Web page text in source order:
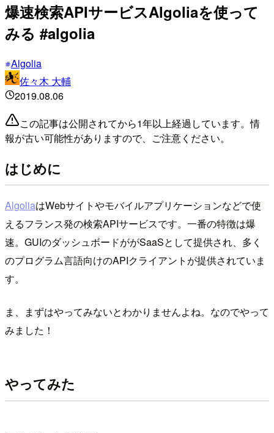
爆速検索APIサービスAlgoliaを使って
みる #algolia
Algolia
佐々木 大輔
2019.08.06
この記事は公開されてから1年以上経過しています。情
報が古い可能性がありますので、ご注意ください。
はじめに
AlgoliaはWebサイトやモバイルアプリケーションなどで使
えるフランス発の検索APIサービスです。一番の特徴は爆
速。GUIのダッシュボードががSaaSとして提供され、多く
のプログラム言語向けのAPIクライアントが提供されていま
す。
ま、まずはやってみないとわかりませんよね。なのでやって
みました！
やってみた